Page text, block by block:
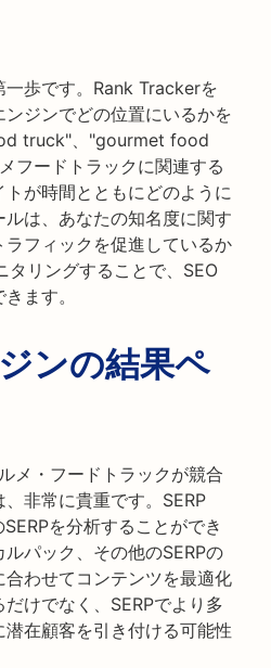
歩です。Rank Trackerを
ジンでどの位置にいるかを
truck"、"gourmet food
ードトラックに関連する
が時間とともにどのように
は、あなたの知名度に関す
フィックを促進しているか
リングすることで、SEO
ます。
ンの結果ペ
メ・フードトラックが競合
非常に貴重です。SERP
を分析することができ
パック、その他のSERPの
わせてコンテンツを最適化
けでなく、SERPでより多
在顧客を引き付ける可能性